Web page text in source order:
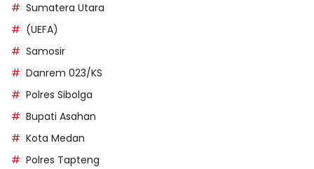
Sumatera Utara
(UEFA)
Samosir
Danrem 023/KS
Polres Sibolga
Bupati Asahan
Kota Medan
Polres Tapteng